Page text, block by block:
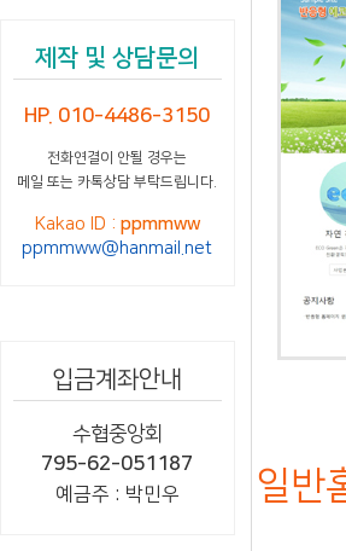
제작 및 상담문의
HP. 010-4486-3150
전화연결이 안될 경우는
메일 또는 카톡상담 부탁드립니다.
Kakao ID : ppmmww
ppmmww@hanmail.net
입금계좌안내
수협중앙회
795-62-051187
예금주 : 박민우
일반